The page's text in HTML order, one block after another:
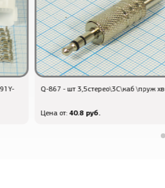
Q-867 - шт 3,5стерео\3C\каб \пруж хвост\\
40.8 руб.